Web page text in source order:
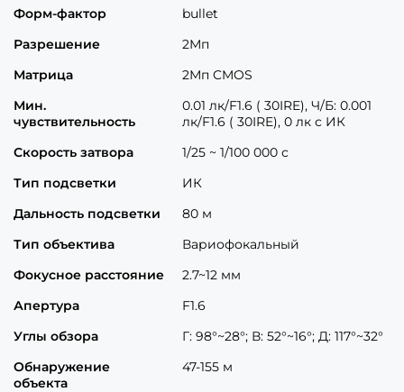
Форм-фактор
bullet
Разрешение
2Мп
Матрица
2Мп CMOS
Мин.
чувствительность
0.01 лк/F1.6 ( 30IRE), Ч/Б: 0.001
лк/F1.6 ( 30IRE), 0 лк с ИК
Скорость затвора
1/25 ~ 1/100 000 с
Тип подсветки
ИК
Дальность подсветки
80 м
Тип объектива
Вариофокальный
Фокусное расстояние
2.7~12 мм
Апертура
F1.6
Углы обзора
Г: 98°~28°; В: 52°~16°; Д: 117°~32°
Обнаружение
объекта
47-155 м